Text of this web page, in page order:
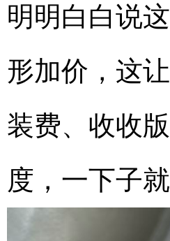
明明白白说
形加价，这
装费、收收
度，一下子